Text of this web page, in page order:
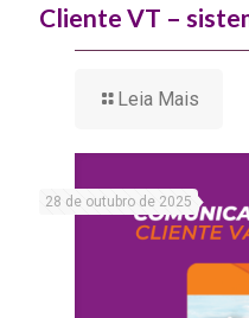
Cliente VT –
Leia Mais
28 de outubro de 2025